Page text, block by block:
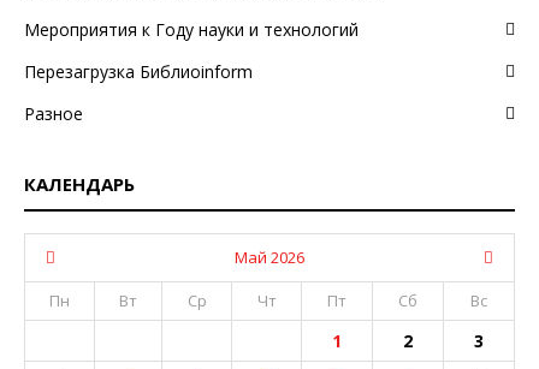
Мероприятия к Году науки и технологий
Перезагрузка Библиоinform
Разное
КАЛЕНДАРЬ
Май 2026
Пн
Вт Ср Чт Пт Сб Вс
1 2
3